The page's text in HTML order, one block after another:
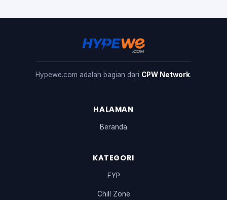
Hypewe.com adalah bagian dari CPW Network.
HALAMAN
Beranda
KATEGORI
FYP
Chill Zone